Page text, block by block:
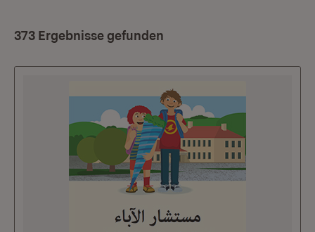
373 Ergebnisse gefunden